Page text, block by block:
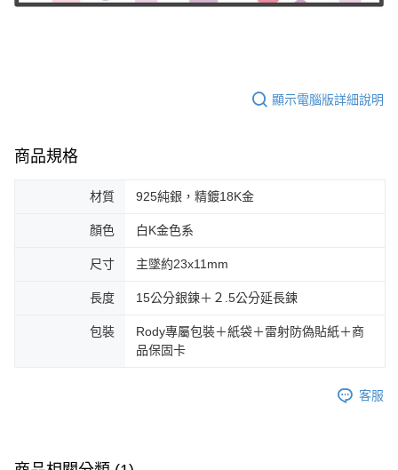
顯示電腦版詳細說明
商品規格
材質 925純銀，精鍍18K金
顏色 白K金色系
尺寸 主墜約23x11mm
長度 15公分銀鍊＋２.5公分延長鍊
包裝
Rody專屬包裝＋紙袋＋雷射防偽貼紙＋商
品保固卡
客服